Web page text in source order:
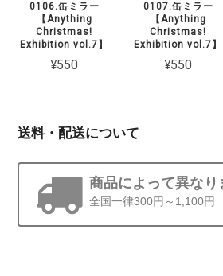
0106.缶ミラー
【Anything
Christmas!
Exhibition vol.7】
¥550
0107.缶ミラー
【Anything
Christmas!
Exhibition vol.7】
¥550
送料・配送について
商品によって異なり
全国一律300円～1,100円